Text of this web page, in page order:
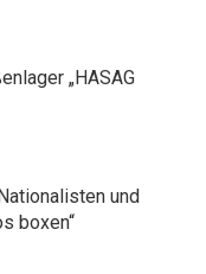
„HASAG
und
boxen“